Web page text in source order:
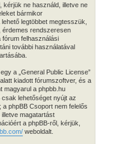
kérjük ne használd, illetve ne
bármikor
legtöbbet megtesszük,
rendszeresen
fórum felhasználási
további használatával
a „General Public License”
kiadott fórumszoftver, és a
magyarul a phpbb.hu
csak lehetőséget nyújt az
phpBB Csoport nem felelős
magatartást
a phpBB-ről, kérjük,
weboldalt.